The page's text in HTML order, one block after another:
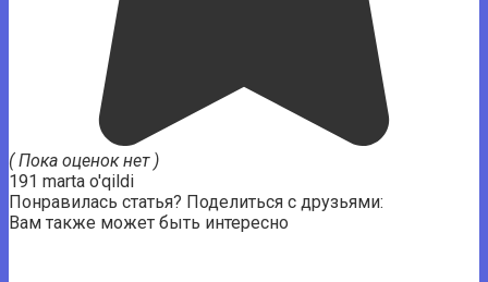
( Пока оценок нет )
191 marta o'qildi
Понравилась статья? Поделиться с друзьями:
Вам также может быть интересно